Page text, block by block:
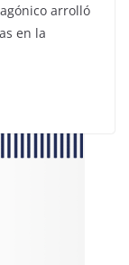
arrolló
en la